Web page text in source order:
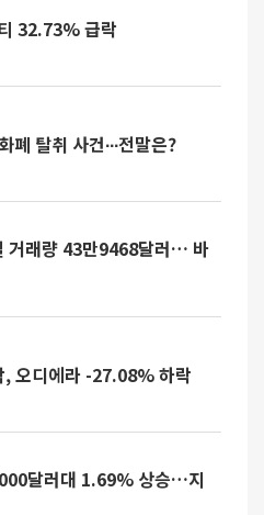
32.73% 급락
탈취 사건∙∙∙전말은?
래량 43만9468달러… 바
오디에라 -27.08% 하락
달러대 1.69% 상승…지